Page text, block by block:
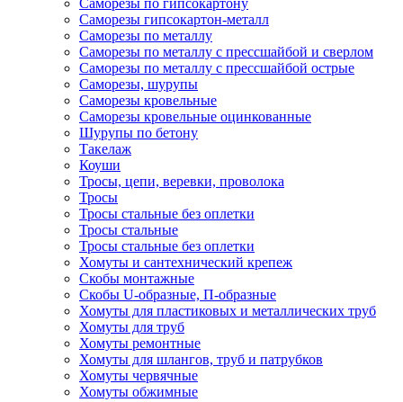
Саморезы по гипсокартону
Саморезы гипсокартон-металл
Саморезы по металлу
Саморезы по металлу с прессшайбой и сверлом
Саморезы по металлу с прессшайбой острые
Саморезы, шурупы
Саморезы кровельные
Саморезы кровельные оцинкованные
Шурупы по бетону
Такелаж
Коуши
Тросы, цепи, веревки, проволока
Тросы
Тросы стальные без оплетки
Тросы стальные
Тросы стальные без оплетки
Хомуты и сантехнический крепеж
Скобы монтажные
Скобы U-образные, П-образные
Хомуты для пластиковых и металлических труб
Хомуты для труб
Хомуты ремонтные
Хомуты для шлангов, труб и патрубков
Хомуты червячные
Хомуты обжимные